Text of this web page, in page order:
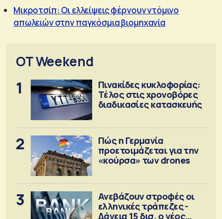
Μικροτσίπ: Oι ελλείψεις φέρνουν ντόμινο
απωλειών στην παγκόσμια βιομηχανία
OT Weekend
1
Πινακίδες κυκλοφορίας:
Τέλος στις χρονοβόρες
διαδικασίες κατασκευής
2
Πώς η Γερμανία
προετοιμάζεται για την
«κούρσα» των drones
3
Ανεβάζουν στροφές οι
ελληνικές τράπεζες -
Δάνεια 15 δισ. ο νέος